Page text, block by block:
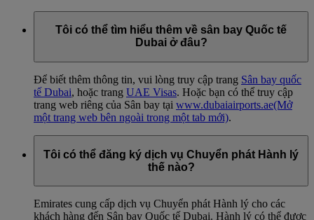
Tôi có thể tìm hiểu thêm về sân bay Quốc tế
Dubai ở đâu?
Để biết thêm thông tin, vui lòng truy cập trang Sân bay quốc
tế Dubai, hoặc trang UAE Visas. Hoặc bạn có thể truy cập
trang web riêng của Sân bay tại www.dubaiairports.ae(Mở
một trang web bên ngoài trong một tab mới).
Tôi có thể đăng ký dịch vụ Chuyển phát Hành lý
thế nào?
Emirates cung cấp dịch vụ Chuyển phát Hành lý cho các
khách hàng đến Sân bay Quốc tế Dubai. Hành lý có thể được